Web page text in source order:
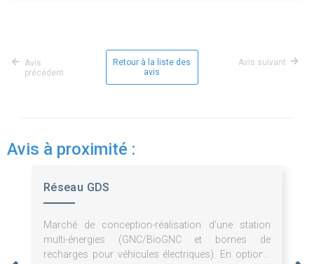
Avis
précédent
Retour à la liste des
avis
Avis suivant
Avis à proximité :
Réseau GDS
Marché de conception-réalisation d'une station
multi-énergies (GNC/BioGNC et bornes de
recharges pour véhicules électriques). En option :